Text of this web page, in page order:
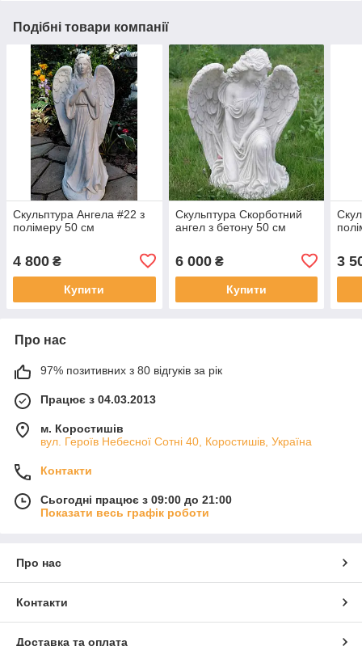
Подібні товари компанії
Скульптура Ангела #22 з
полімеру 50 см
4 800 ₴
Купити
Скульптура Скорботний
ангел з бетону 50 см
6 000₴
Купити
3
Про нас
97% позитивних з 80 відгуків за рік
Працює з 04.03.2013
м. Коростишів
вул. Героїв Небесної Сотні 40, Коростишів, Україна
Контакти
Сьогодні працює з 09:00 до 21:00
Показати весь графік роботи
Про нас
Контакти
Доставка та оплата